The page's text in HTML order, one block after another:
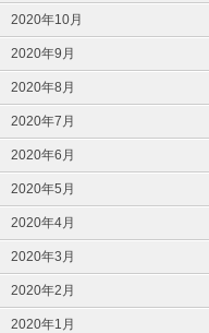
2020年10月
2020年9月
2020年8月
2020年7月
2020年6月
2020年5月
2020年4月
2020年3月
2020年2月
2020年1月